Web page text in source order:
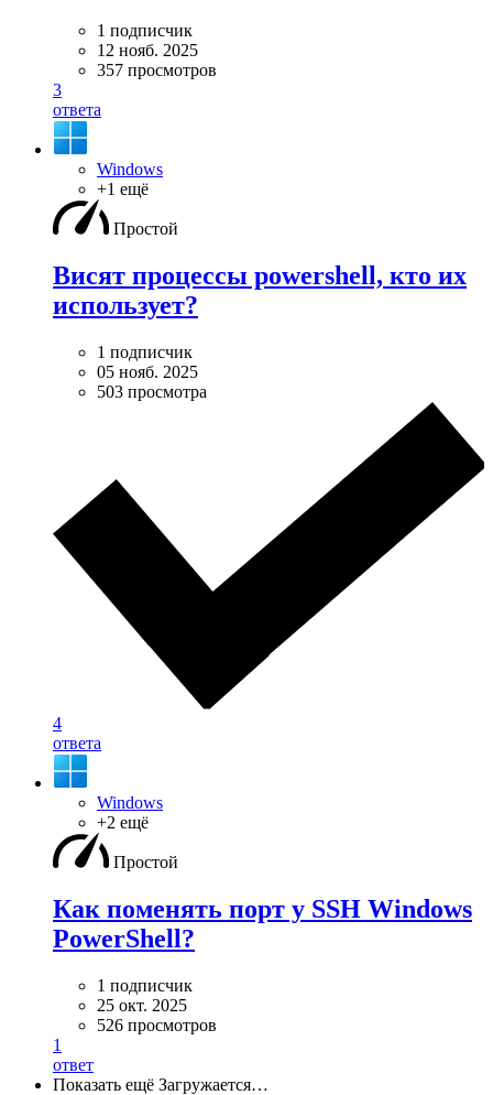
1 подписчик
12 нояб. 2025
357 просмотров
3
ответа
Windows
+1 ещё
Простой
Висят процессы powershell, кто их
использует?
1 подписчик
05 нояб. 2025
503 просмотра
4
ответа
Windows
+2 ещё
Простой
Как поменять порт у SSH Windows
PowerShell?
1 подписчик
25 окт. 2025
526 просмотров
1
ответ
Показать ещё Загружается…